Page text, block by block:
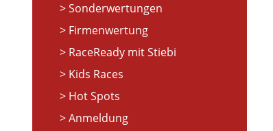
Sonderwertungen
Firmenwertung
RaceReady mit Stiebi
Kids Races
Hot Spots
Anmeldung